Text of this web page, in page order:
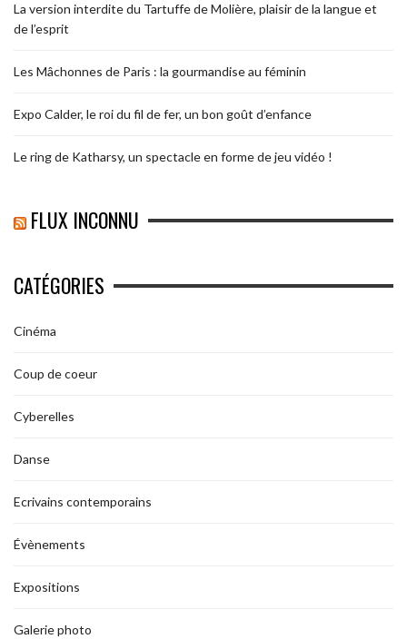
La version interdite du Tartuffe de Molière, plaisir de la langue et
de l’esprit
Les Mâchonnes de Paris : la gourmandise au féminin
Expo Calder, le roi du fil de fer, un bon goût d’enfance
Le ring de Katharsy, un spectacle en forme de jeu vidéo !
FLUX INCONNU
CATÉGORIES
Cinéma
Coup de coeur
Cyberelles
Danse
Ecrivains contemporains
Évènements
Expositions
Galerie photo